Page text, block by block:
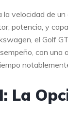
la velocidad de un
potencia, y
el Golf
con una
La